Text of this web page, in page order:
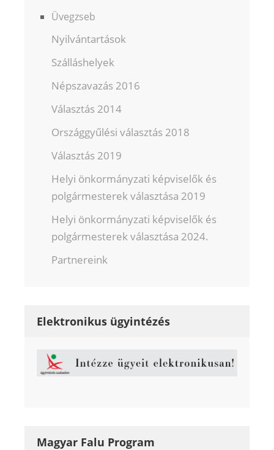
Üvegzseb
Nyilvántartások
Szálláshelyek
Népszavazás 2016
Választás 2014
Országgyűlési választás 2018
Választás 2019
Helyi önkormányzati képviselők és
polgármesterek választása 2019
Helyi önkormányzati képviselők és
polgármesterek választása 2024.
Partnereink
Elektronikus ügyintézés
Magyar Falu Program